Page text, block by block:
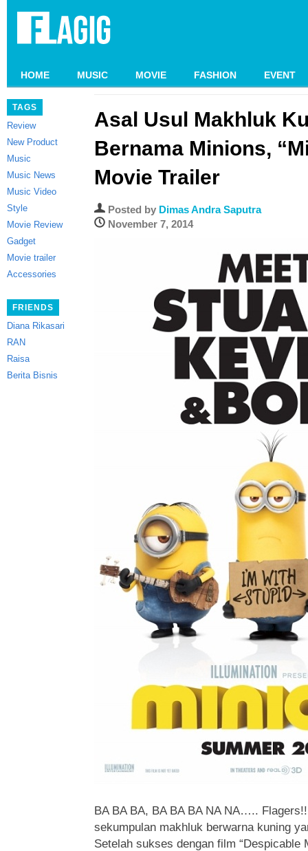
HOME MUSIC MOVIE FASHION EVENT
TAGS
Review
New Product
Music
Music News
Music Video
Style
Movie Review
Gadget
Movie trailer
Accessories
FRIENDS
Diana Rikasari
RAN
Raisa
Berita Bisnis
Asal Usul Makhluk
Bernama Minions,
Movie Trailer
Posted by Dimas Andra Saputra
November 7, 2014
BA BA BA, BA BA BA NA NA…..
sekumpulan makhluk berwarna kuning
Setelah sukses dengan film “Despicable